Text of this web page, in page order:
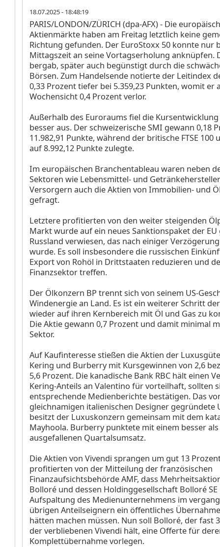
18.07.2025 - 18:48:19
PARIS/LONDON/ZÜRICH (dpa-AFX) - Die
Aktienmärkte haben am Freitag letztlich keine
Richtung gefunden. Der EuroStoxx 50 konnte nur
Mittagszeit an seine Vortagserholung anknüpfen.
bergab, später auch begünstigt durch die
Börsen. Zum Handelsende notierte der Leitindex
0,33 Prozent tiefer bei 5.359,23 Punkten, womit er
Wochensicht 0,4 Prozent verlor.
Außerhalb des Euroraums fiel die
besser aus. Der schweizerische SMI gewann 0,18
11.982,91 Punkte, während der britische FTSE 100
auf 8.992,12 Punkte zulegte.
Im europäischen Branchentableau waren neben
Sektoren wie Lebensmittel- und
Versorgern auch die Aktien von Immobilien- und
gefragt.
Letztere profitierten von den weiter steigenden
Markt wurde auf ein neues Sanktionspaket der EU
Russland verwiesen, das nach einiger
wurde. Es soll insbesondere die russischen
Export von Rohöl in Drittstaaten reduzieren und
Finanzsektor treffen.
Der Ölkonzern BP trennt sich von seinem US-
Windenergie an Land. Es ist ein weiterer Schritt
wieder auf ihren Kernbereich mit Öl und Gas zu
Die Aktie gewann 0,7 Prozent und damit minimal
Sektor.
Auf Kaufinteresse stießen die Aktien der
Kering und Burberrymit Kursgewinnen von 2,6
5,6 Prozent. Die kanadische Bank RBC hält einen
Kering-Anteils an Valentino für vorteilhaft, sollten
entsprechende Medienberichte bestätigen. Das
gleichnamigen italienischen Designer gegründete
besitzt der Luxuskonzern gemeinsam mit dem
Mayhoola. Burberry punktete mit einem besser
ausgefallenen Quartalsumsatz.
Die Aktien von Vivendi sprangen um gut 13
profitierten von der Mitteilung der französischen
Finanzaufsichtsbehörde AMF, dass
Bolloré und dessen Holdinggesellschaft Bolloré
Aufspaltung des Medienunternehmens im
übrigen Anteilseignern ein öffentliches
hätten machen müssen. Nun soll Bolloré, der fast
der verbliebenen Vivendi hält, eine Offerte für
Komplettübernahme vorlegen.